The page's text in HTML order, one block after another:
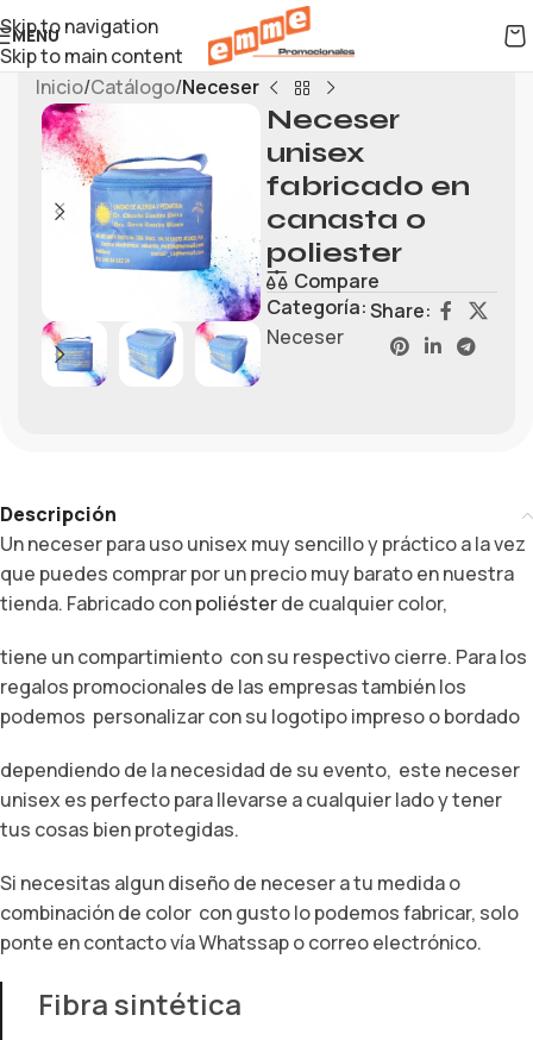
Skip to navigation
Skip to main content
MENU
Inicio Catálogo Neceser
Neceser
unisex
fabricado en
canasta o
poliester
Compare
Categoría:
Neceser
Share:
Descripción
Un neceser para uso unisex muy sencillo y práctico a la vez
que puedes comprar por un precio muy barato en nuestra
tienda. Fabricado conpoliésterde cualquier color,
tiene un compartimiento con su respectivo cierre. Para los
regalos promocionales de las empresas también los
podemos personalizar con su logotipo impreso o bordado
dependiendo de la necesidad de su evento, este neceser
unisex es perfecto para llevarse a cualquier lado y tener
tus cosas bien protegidas.
Si necesitas algun diseño de neceser a tu medida o
combinación de color con gusto lo podemos fabricar, solo
ponte en contacto vía Whatssap o correo electrónico.
Fibra sintética